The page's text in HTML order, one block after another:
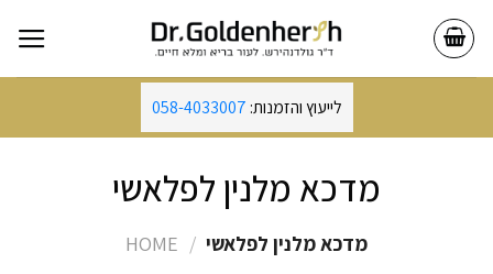
content
לייעוץ והזמנות: 058-4033007
מדכא מלנין לפלאשי
HOME / מדכא מלנין לפלאשי